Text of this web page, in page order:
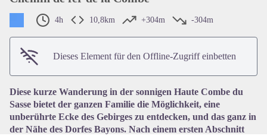
View picture in full screen
4h 10,8km +304m -304m
Dieses Element für den Offline-Zugriff einbetten
Diese kurze Wanderung in der sonnigen Haute Combe du
Sasse bietet der ganzen Familie die Möglichkeit, eine
unberührte Ecke des Gebirges zu entdecken, und das ganz in
der Nähe des Dorfes Bayons. Nach einem ersten Abschnitt